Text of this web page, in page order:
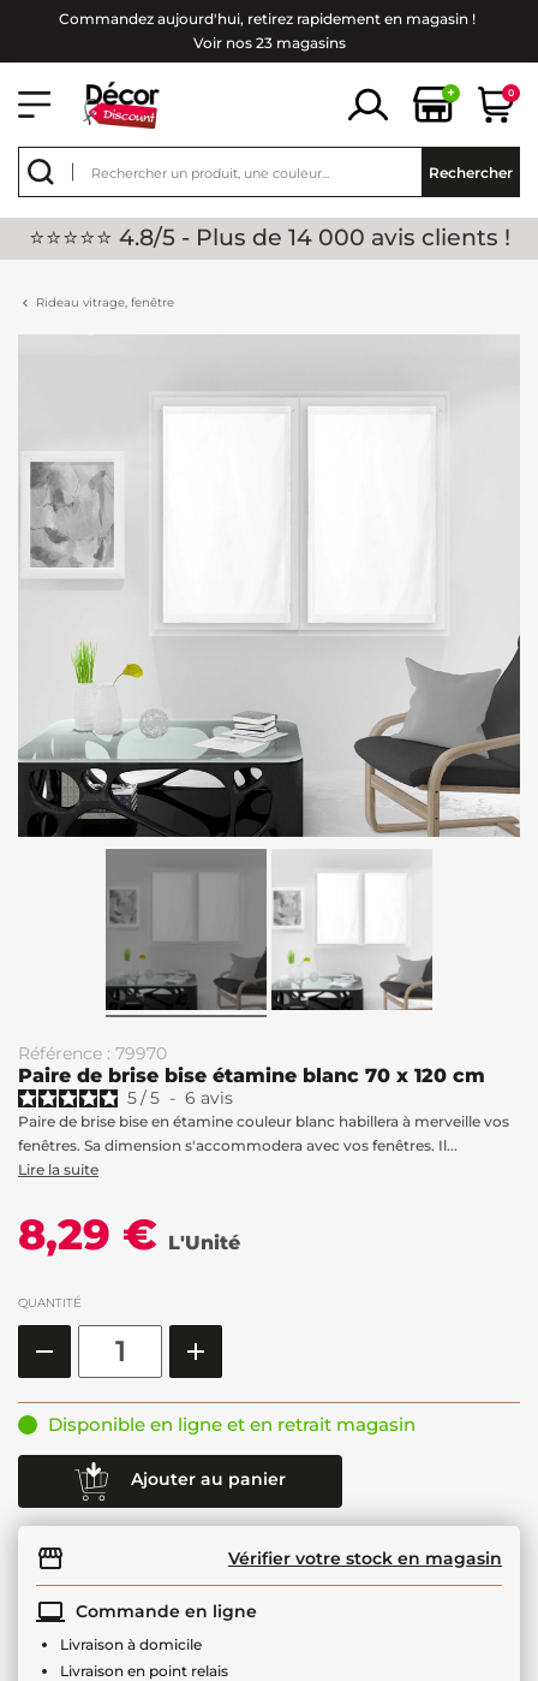
Commandez aujourd'hui, retirez rapidement en magasin !
Voir nos 23 magasins
+ 0
Rechercher
⭐⭐⭐⭐⭐ 4.8/5 - Plus de 14 000 avis clients !
Rideau vitrage, fenêtre
Référence : 79970
Paire de brise bise étamine blanc 70 x 120 cm
5/5 - 6 avis
Paire de brise bise en étamine couleur blanc habillera à merveille vos
fenêtres. Sa dimension s'accommodera avec vos fenêtres. Il...
Lire la suite
8,29 € L'Unité
QUANTITÉ
Disponible en ligne et en retrait magasin
Ajouter au panier
Vérifier votre stock en magasin
Commande en ligne
Livraison à domicile
Livraison en point relais